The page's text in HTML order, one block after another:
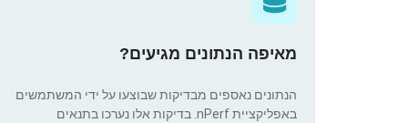
מאיפה הנתונים מגיעים?
הנתונים נאספים מבדיקות שבוצעו על ידי המשתמשים
באפליקציית nPerf. בדיקות אלו נערכו בתנאים